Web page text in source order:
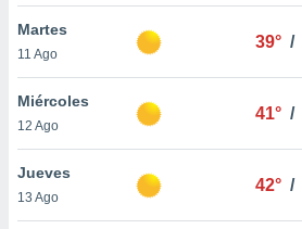
cookies
aceptar
Martes
11 Ago
39° /
Miércoles
12 Ago
41° /
Jueves
13 Ago
42° /